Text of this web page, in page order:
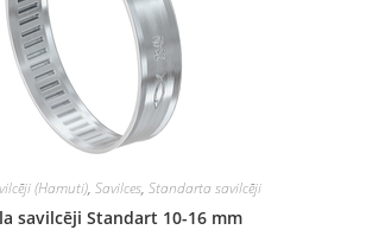
(Hamuti), Savilces, Standarta savilcēji
savilcēji Standart 10-16 mm